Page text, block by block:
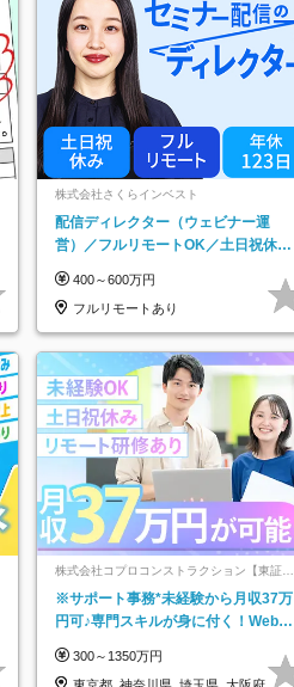
株式会社さくらインベスト
配信ディレクター（ウェビナー運
営）／フルリモートOK／土日祝休み
400～600万円
フルリモートあり
株式会社コプロコンストラクション【東証プ
ライム上場コプロ・ホールディングス子会
社】
※サポート事務*未経験から月収37万
円可♪専門スキルが身に付く！Web面
300～1350万円
東京都_神奈川県_埼玉県_大阪府_愛